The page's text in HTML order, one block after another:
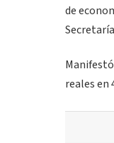
de
reales en